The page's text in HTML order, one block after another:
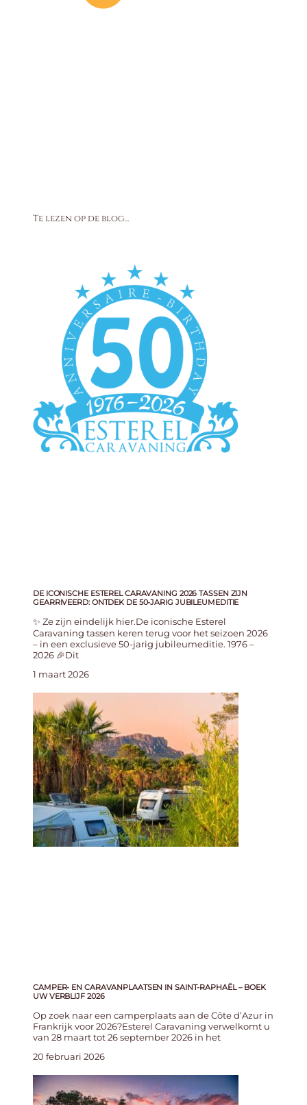
Te lezen op de blog...
DE ICONISCHE ESTEREL CARAVANING 2026 TASSEN ZIJN
GEARRIVEERD: ONTDEK DE 50-JARIG JUBILEUMEDITIE
✨ Ze zijn eindelijk hier.De iconische Esterel
Caravaning tassen keren terug voor het seizoen 2026
– in een exclusieve 50-jarig jubileumeditie. 1976 –
2026 🎉Dit
1 maart 2026
CAMPER- EN CARAVANPLAATSEN IN SAINT-RAPHAËL – BOEK
UW VERBLIJF 2026
Op zoek naar een camperplaats aan de Côte d’Azur in
Frankrijk voor 2026?Esterel Caravaning verwelkomt u
van 28 maart tot 26 september 2026 in het
20 februari 2026